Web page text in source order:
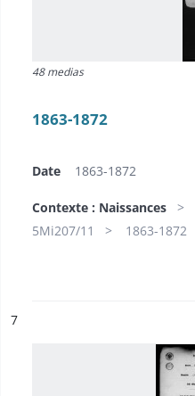
48 medias
1863-1872
Date 1863-1872
Contexte : Naissances
5Mi207/11
1863-1872
n°
7